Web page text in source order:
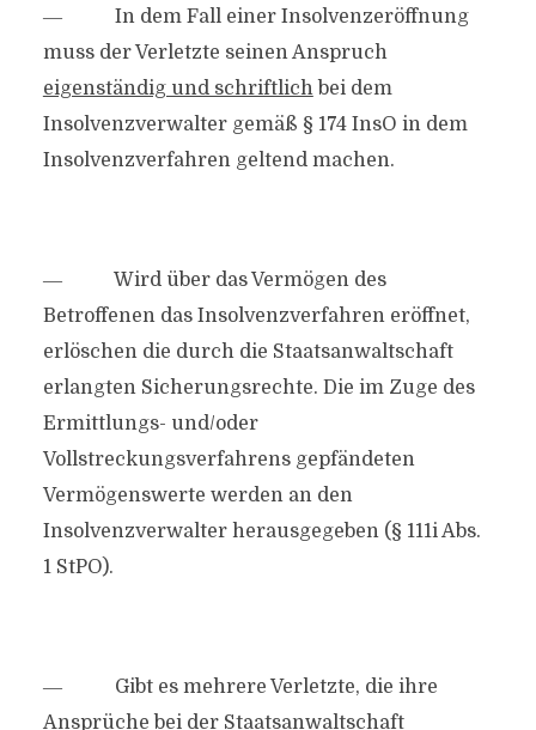
― In dem Fall einer Insolvenzeröffnung
muss der Verletzte seinen Anspruch
eigenständig und schriftlichbei dem
Insolvenzverwalter gemäß § 174 InsO in dem
Insolvenzverfahren geltend machen.
― Wird über das Vermögen des
Betroffenen das Insolvenzverfahren eröffnet,
erlöschen die durch die Staatsanwaltschaft
erlangten Sicherungsrechte. Die im Zuge des
Ermittlungs- und/oder
Vollstreckungsverfahrens gepfändeten
Vermögenswerte werden an den
Insolvenzverwalter herausgegeben (§ 111i Abs.
1 StPO).
― Gibt es mehrere Verletzte, die ihre
Ansprüche bei der Staatsanwaltschaft